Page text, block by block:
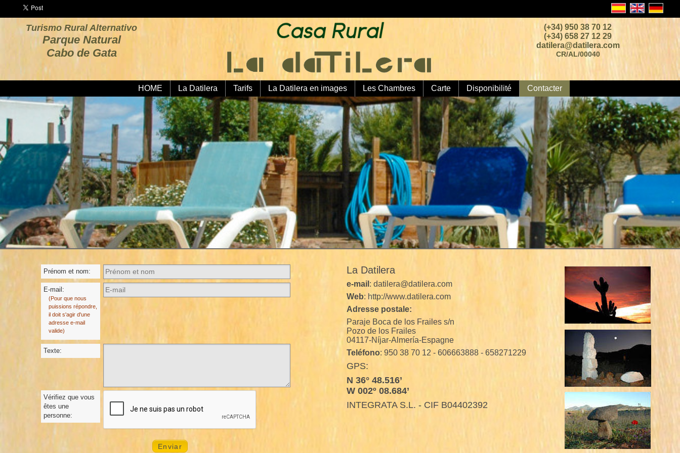
Turismo Rural Alternativo
Parque Natural
Cabo de Gata
(+34) 950 38 70 12
(+34) 658 27 12 29
datilera@datilera.com
CR/AL/00040
HOME La Datilera Tarifs La Datilera en images Les Chambres Carte Disponibilité Contacter
Prénom et nom:
E-mail:
(Pour que nous
puissions répondre,
il doit s'agir d'une
adresse e-mail
valide)
Texte:
Vérifiez que vous
êtes une
personne:
La Datilera
e-mail : datilera@datilera.com
Web: http://www.datilera.com
Adresse postale:
Paraje Boca de los Frailes s/n
Pozo de los Frailes
04117-Níjar-Almería-Espagne
Teléfono: 950 38 70 12 - 606663888 - 658271229
GPS:
N 36° 48.516’
W 002º 08.684’
INTEGRATA S.L. - CIF B04402392